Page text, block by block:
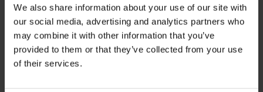
We also share information about your use of our site with
our social media, advertising and analytics partners who
may combine it with other information that you’ve
provided to them or that they’ve collected from your use
of their services.
Heb je dit recept gemaakt? We zijn benieuwd! Deel jouw
OHMMM... momentje op Instagram en tag ons @tastea.eu.
Wie weet word jij wel gefeatured op onze Instagram pagina!